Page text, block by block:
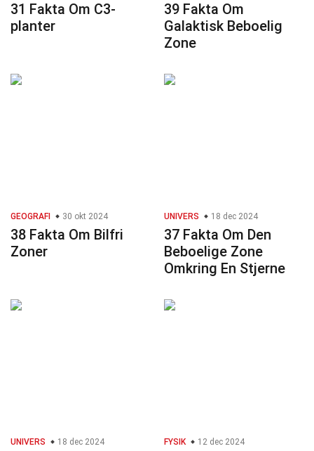
31 Fakta Om C3-
planter
39 Fakta Om
Galaktisk Beboelig
Zone
GEOGRAFI 30 okt 2024
38 Fakta Om Bilfri
Zoner
UNIVERS 18 dec 2024
37 Fakta Om Den
Beboelige Zone
Omkring En Stjerne
UNIVERS 18 dec 2024 FYSIK 12 dec 2024